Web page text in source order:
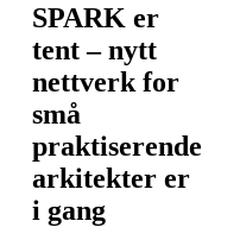
SPARK er
tent – nytt
nettverk for
små
praktiserende
arkitekter er
i gang